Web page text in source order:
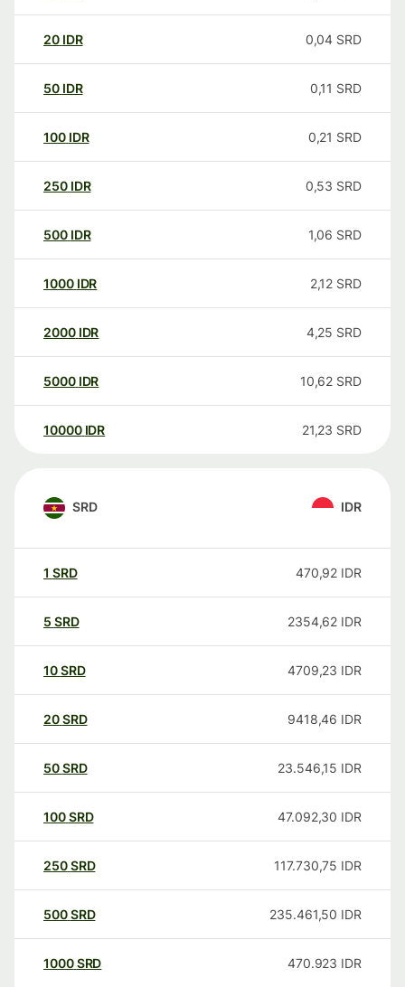
20 IDR 0,04 SRD
50 IDR 0,11 SRD
100 IDR 0,21 SRD
250 IDR 0,53 SRD
500 IDR 1,06 SRD
1000 IDR 2,12 SRD
2000 IDR 4,25 SRD
5000 IDR 10,62 SRD
10000 IDR 21,23 SRD
SRD IDR
1 SRD 470,92 IDR
5 SRD 2354,62 IDR
10SRD 4709,23 IDR
20SRD 9418,46 IDR
50SRD 23.546,15 IDR
100SRD 47.092,30 IDR
250SRD 117.730,75 IDR
500SRD 235.461,50 IDR
1000SRD 470.923 IDR